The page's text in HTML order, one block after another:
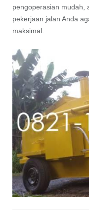
pengoperasian mudah,
pekerjaan jalan Anda
maksimal.